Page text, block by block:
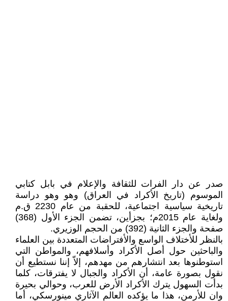
صدر عن دار الفرات للثقافة والإعلام في بابل كتابي
الموسوم (تاريخ الأكراد في العراق) وهو وهو دراسة
تاريخية سياسية اجتماعية، للحقبة من عام 2230 ق.م
ولغاية عام 2015م؛ بجزأين، تضمن الجزء الأول (368)
صفحة والجزء الثانية (392) من الحجم الوزيري.
بالنظر للأختلاف الواسع والأفتراضات المتعددة بين العلماء
والباحثين حول أصل الأكراد وأسلافهم، والمواطن التي
استوطنوها بعد انتشارهم من مهدهم، إلاّ إننا نستطيع أن
نقول بصورة عامة، أن الأكراد والجبال لا يفترقات، كلما
بدأت السهول يترك الأكراد الأرض للعرب، وحوالي بحيرة
وان للأرمن، هذا ما يؤكده العالم الآثاري مينورسكي، أما